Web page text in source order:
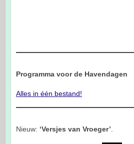
Programma voor de Havendagen
Alles in één bestand!
Nieuw: ‘Versjes van Vroeger’